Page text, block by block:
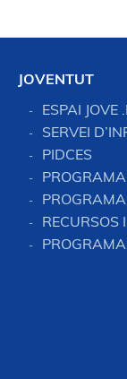
JOVENTUT
ESPAI JOVE
SERVEI
PIDCES
PROGRAMA
RECURSOS